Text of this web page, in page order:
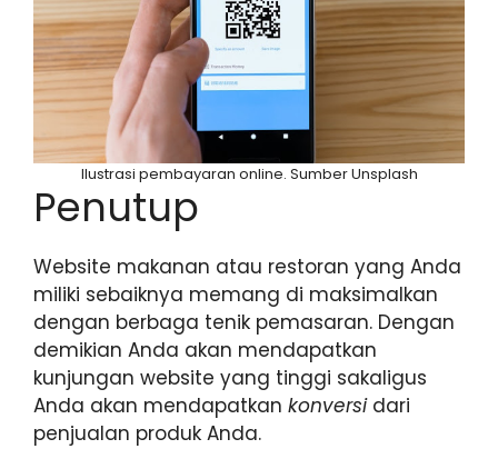
Ilustrasi pembayaran online. Sumber Unsplash
Penutup
Website makanan atau restoran yang Anda
miliki sebaiknya memang di maksimalkan
dengan berbaga tenik pemasaran. Dengan
demikian Anda akan mendapatkan
kunjungan website yang tinggi sakaligus
Anda akan mendapatkan konversi dari
penjualan produk Anda.